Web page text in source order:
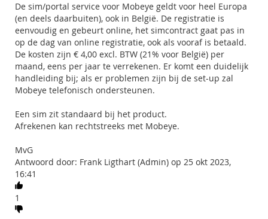
De sim/portal service voor Mobeye geldt voor heel Europa
(en deels daarbuiten), ook in België. De registratie is
eenvoudig en gebeurt online, het simcontract gaat pas in
op de dag van online registratie, ook als vooraf is betaald.
De kosten zijn € 4,00 excl. BTW (21% voor België) per
maand, eens per jaar te verrekenen. Er komt een duidelijk
handleiding bij; als er problemen zijn bij de set-up zal
Mobeye telefonisch ondersteunen.
Een sim zit standaard bij het product.
Afrekenen kan rechtstreeks met Mobeye.
MvG
Antwoord door: Frank Ligthart (Admin) op 25 okt 2023,
16:41
1